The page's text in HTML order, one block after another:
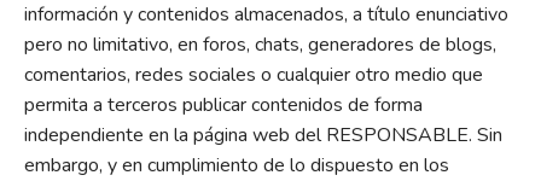
información y contenidos almacenados, a título enunciativo
pero no limitativo, en foros, chats, generadores de blogs,
comentarios, redes sociales o cualquier otro medio que
permita a terceros publicar contenidos de forma
independiente en la página web del RESPONSABLE. Sin
embargo, y en cumplimiento de lo dispuesto en los